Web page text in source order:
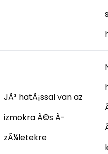
JÃ³ hatÃ¡ssal van az
izmokra Ã©s Ã­
zÃ¼letekre